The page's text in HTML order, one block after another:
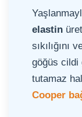
elastin
sıkılığını
göğüs cildi
tutamaz
Cooper